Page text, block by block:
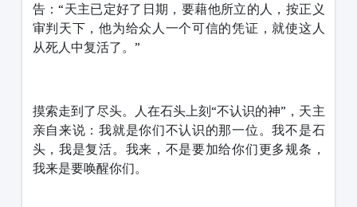
告：“天主已定好了日期，要藉他所立的人，按正义
审判天下，他为给众人一个可信的凭证，就使这人
从死人中复活了。”
摸索走到了尽头。人在石头上刻“不认识的神”，天主
亲自来说：我就是你们不认识的那一位。我不是石
头，我是复活。我来，不是要加给你们更多规条，
我来是要唤醒你们。